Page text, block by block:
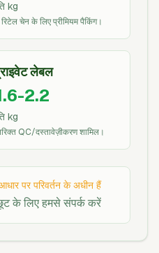
kg
चेन के लिए प्रीमियम पैकिंग।
लेबल
2.2
kg
QC/दस्तावेज़ीकरण शामिल।
पर परिवर्तन के अधीन हैं
के लिए हमसे संपर्क करें